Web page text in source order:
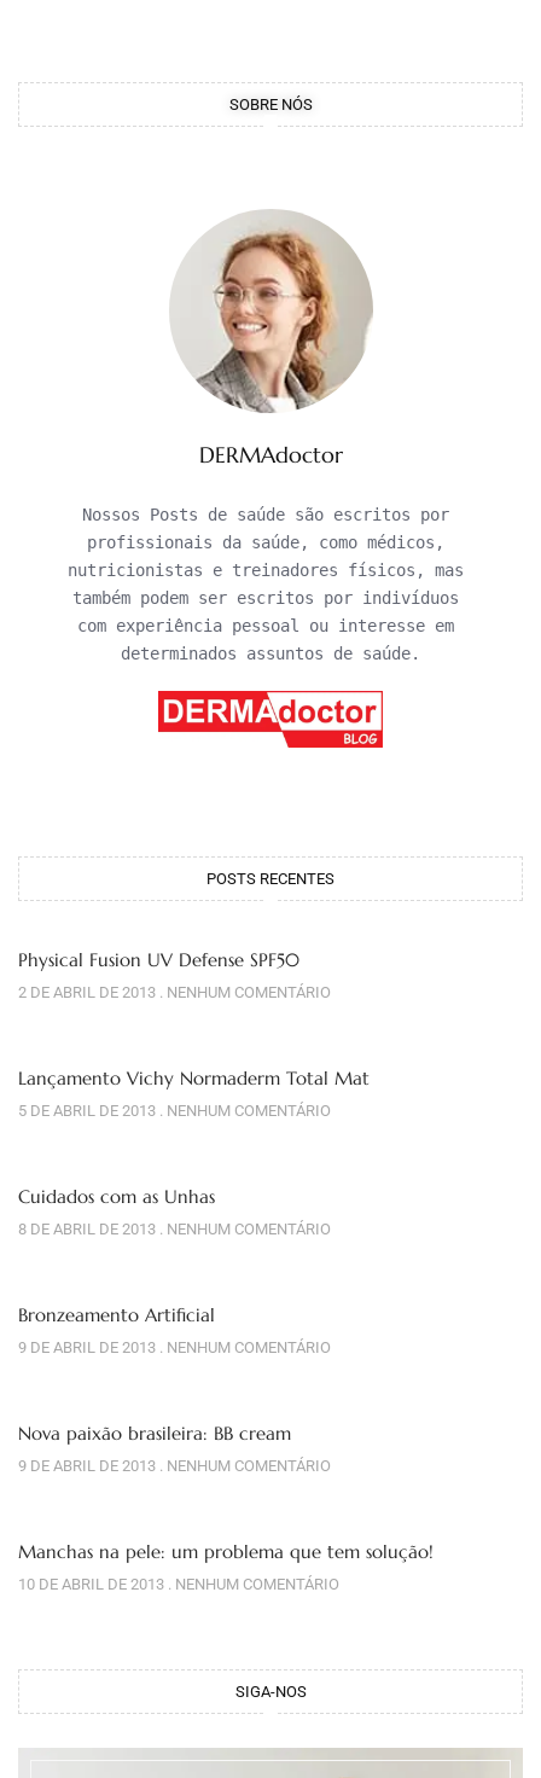
SOBRE NÓS
DERMAdoctor
Nossos Posts de saúde são escritos por
profissionais da saúde, como médicos,
nutricionistas e treinadores físicos, mas
também podem ser escritos por indivíduos
com experiência pessoal ou interesse em
determinados assuntos de saúde.
POSTS RECENTES
Physical Fusion UV Defense SPF50
2 DE ABRIL DE 2013 NENHUM COMENTÁRIO
Lançamento Vichy Normaderm Total Mat
5 DE ABRIL DE 2013 NENHUM COMENTÁRIO
Cuidados com as Unhas
8 DE ABRIL DE 2013 NENHUM COMENTÁRIO
Bronzeamento Artificial
9 DE ABRIL DE 2013 NENHUM COMENTÁRIO
Nova paixão brasileira: BB cream
9 DE ABRIL DE 2013 NENHUM COMENTÁRIO
Manchas na pele: um problema que tem solução!
10 DE ABRIL DE 2013 NENHUM COMENTÁRIO
SIGA-NOS